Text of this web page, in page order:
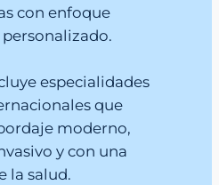
con enfoque
especialidades
que
moderno,
y con una
la salud.